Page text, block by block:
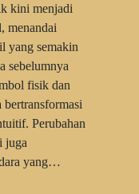
kini menjadi
menandai
yang semakin
sebelumnya
fisik dan
Perubahan
juga
yang…